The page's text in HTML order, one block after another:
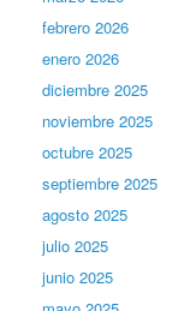
febrero 2026
enero 2026
diciembre 2025
noviembre 2025
octubre 2025
septiembre 2025
agosto 2025
julio 2025
junio 2025